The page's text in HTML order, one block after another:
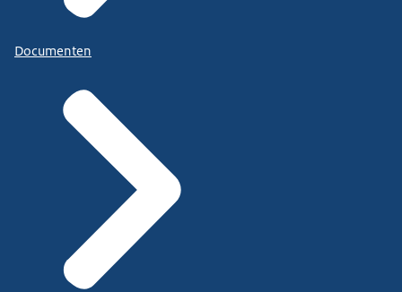
Documenten